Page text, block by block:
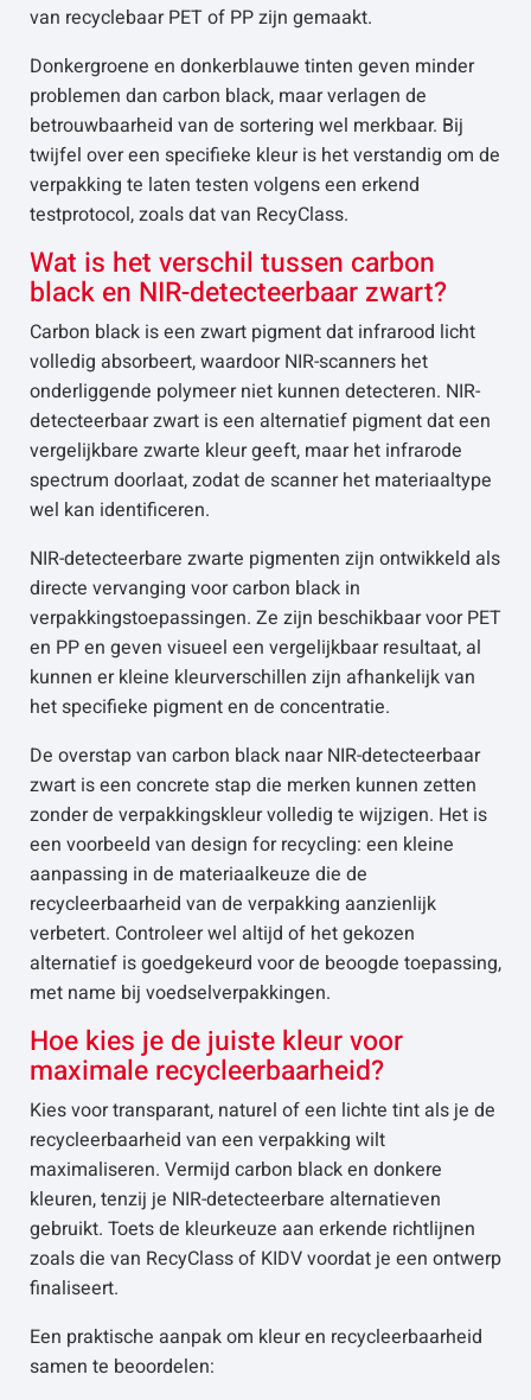
van recyclebaar PET of PP zijn gemaakt.
Donkergroene en donkerblauwe tinten geven minder
problemen dan carbon black, maar verlagen de
betrouwbaarheid van de sortering wel merkbaar. Bij
twijfel over een specifieke kleur is het verstandig om de
verpakking te laten testen volgens een erkend
testprotocol, zoals dat van RecyClass.
Wat is het verschil tussen carbon
black en NIR-detecteerbaar zwart?
Carbon black is een zwart pigment dat infrarood licht
volledig absorbeert, waardoor NIR-scanners het
onderliggende polymeer niet kunnen detecteren. NIR-
detecteerbaar zwart is een alternatief pigment dat een
vergelijkbare zwarte kleur geeft, maar het infrarode
spectrum doorlaat, zodat de scanner het materiaaltype
wel kan identificeren.
NIR-detecteerbare zwarte pigmenten zijn ontwikkeld als
directe vervanging voor carbon black in
verpakkingstoepassingen. Ze zijn beschikbaar voor PET
en PP en geven visueel een vergelijkbaar resultaat, al
kunnen er kleine kleurverschillen zijn afhankelijk van
het specifieke pigment en de concentratie.
De overstap van carbon black naar NIR-detecteerbaar
zwart is een concrete stap die merken kunnen zetten
zonder de verpakkingskleur volledig te wijzigen. Het is
een voorbeeld van design for recycling: een kleine
aanpassing in de materiaalkeuze die de
recycleerbaarheid van de verpakking aanzienlijk
verbetert. Controleer wel altijd of het gekozen
alternatief is goedgekeurd voor de beoogde toepassing,
met name bij voedselverpakkingen.
Hoe kies je de juiste kleur voor
maximale recycleerbaarheid?
Kies voor transparant, naturel of een lichte tint als je de
recycleerbaarheid van een verpakking wilt
maximaliseren. Vermijd carbon black en donkere
kleuren, tenzij je NIR-detecteerbare alternatieven
gebruikt. Toets de kleurkeuze aan erkende richtlijnen
zoals die van RecyClass of KIDV voordat je een ontwerp
finaliseert.
Een praktische aanpak om kleur en recycleerbaarheid
samen te beoordelen: